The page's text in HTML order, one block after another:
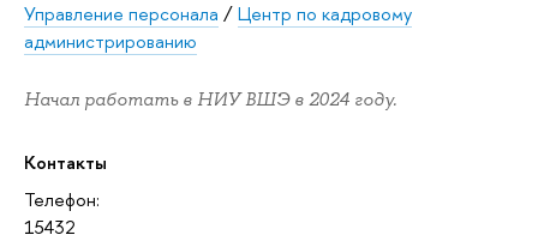
Управление персонала /Центр по кадровому
администрированию
Начал работать в НИУ ВШЭ в 2024 году.
Контакты
Телефон:
15432